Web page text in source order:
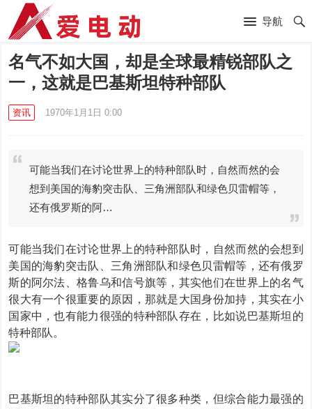
导航
名气不如大国，却是全球最精锐部队之
一，这就是巴基斯坦特种部队
资讯 1970年1月1日 0:00
可能当我们在讨论世界上的特种部队时，自然而然的会
想到美国的海豹突击队、三角洲部队和绿色贝雷帽等，
还有俄罗斯的阿…
可能当我们在讨论世界上的特种部队时，自然而然的会想到
美国的海豹突击队、三角洲部队和绿色贝雷帽等，还有俄罗
斯的阿尔法、格鲁乌和信号旗等，其实他们在世界上的名气
很大有一个很重要的原因，那就是大国身份加持，其实在小
国家中，也有能力很强的特种部队存在，比如说巴基斯坦的
特种部队。
巴基斯坦的特种部队其实分了很多种类，但综合能力最强的